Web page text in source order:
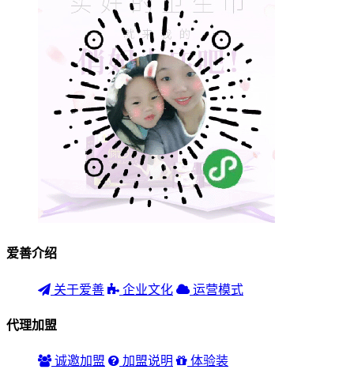
爱善介绍
关于爱善 企业文化 运营模式
代理加盟
诚邀加盟 加盟说明 体验装